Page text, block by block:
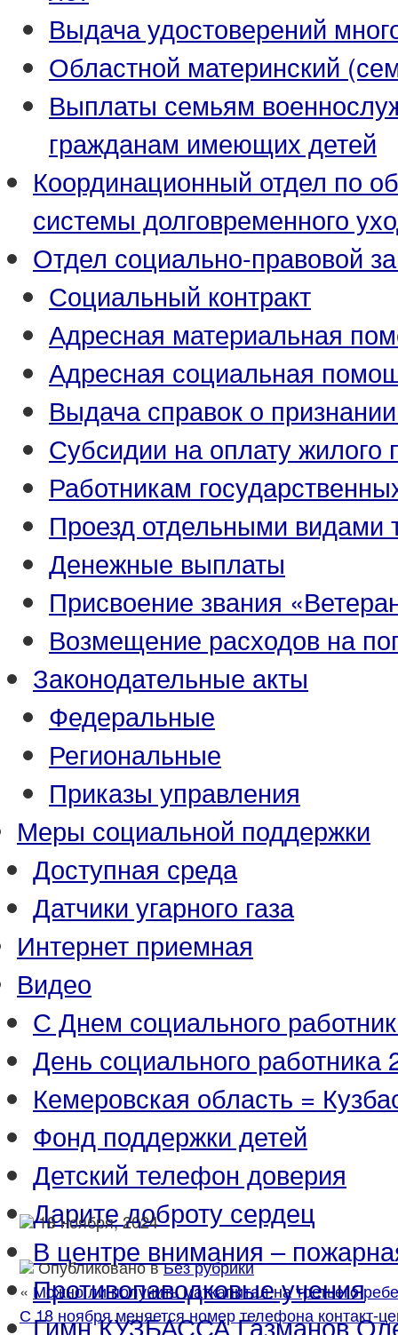
Выдача удостоверений
Областной материнский
Выплаты семьям
гражданам имеющих детей
Координационный отдел по
системы долговременного
Отдел социально-правовой
Социальный контракт
Адресная материальная
Адресная социальная
Выдача справок о
Субсидии на оплату
Работникам
Проезд отдельными видами
Денежные выплаты
Присвоение звания
Возмещение расходов на
Законодательные акты
Федеральные
Региональные
Приказы управления
Меры социальной поддержки
Доступная среда
Датчики угарного газа
Интернет приемная
Видео
С Днем социального
День социального работника
Кемеровская область =
Фонд поддержки детей
Детский телефон доверия
Дарите доброту сердец
В центре внимания –
Противопаводковые учения
Гимн КУЗБАССА Газманов
18 ноября, 2024
Опубликовано вБез рубрики
« Можно ли получить маткапитал на третьего
С 18 ноября меняется номер телефона контакт-